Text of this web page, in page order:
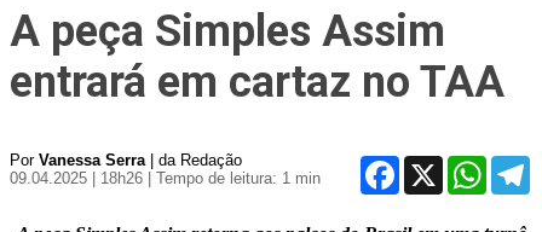
A peça Simples Assim
entrará em cartaz no TAA
Por Vanessa Serra| da Redação
09.04.2025 | 18h26
| Tempo de leitura: 1 min
Facebook
X